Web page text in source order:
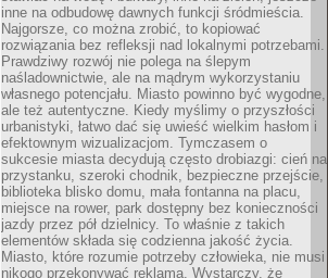
inne na odbudowę dawnych funkcji śródmieścia.
Najgorsze, co można zrobić, to kopiować
rozwiązania bez refleksji nad lokalnymi potrzebami.
Prawdziwy rozwój nie polega na ślepym
naśladownictwie, ale na mądrym wykorzystaniu
własnego potencjału. Miasto powinno być wygodne,
ale też autentyczne. Kiedy myślimy o przyszłości
urbanistyki, łatwo dać się uwieść wielkim hasłom i
efektownym wizualizacjom. Tymczasem o
sukcesie miasta decydują często drobiazgi: cień na
przystanku, szeroki chodnik, bezpieczne przejście,
biblioteka blisko domu, mała fontanna na placu,
miejsce na rower, park dostępny bez konieczności
jazdy przez pół dzielnicy. To właśnie z takich
elementów składa się codzienna jakość życia.
Miasto, które rozumie potrzeby człowieka, nie musi
nikogo przekonywać reklamą. Wystarczy, że